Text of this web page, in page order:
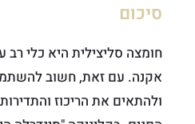
סיכום
חומצה סליצילית היא כלי
אקנה. עם זאת, חשוב
ולהתאים את הריכוז